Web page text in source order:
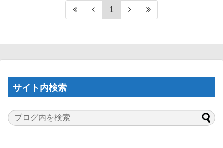
1
サイト内検索